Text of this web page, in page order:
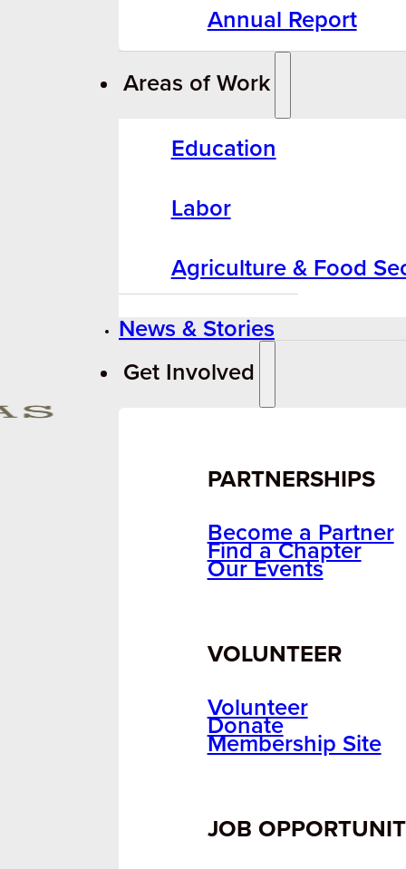
Annual Report
Areas of Work
Education
Labor
Agriculture & Food
News & Stories
Get Involved
PARTNERSHIPS
Become a Partner
Find a Chapter
Our Events
VOLUNTEER
Volunteer
Donate
Membership Site
JOB